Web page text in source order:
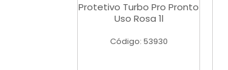
Protetivo Turbo Pro Pronto
Uso Rosa 1l
Código: 53930